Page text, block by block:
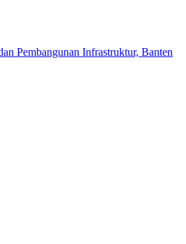
Pembangunan Infrastruktur, Banten